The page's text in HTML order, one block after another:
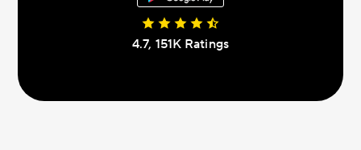
4.7, 151К Ratings